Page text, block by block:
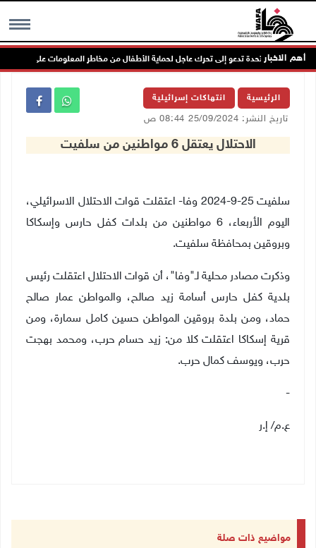
MENU أهم الاخبار
الأمم المتحدة تدعو إلى تحرك عاجل لحماية الأطفال من مخاطر المعلومات على الانترنت
الرئيسية انتهاكات إسرائيلية
تاريخ النشر: 25/09/2024 08:44 ص
الاحتلال يعتقل 6 مواطنين من سلفيت
سلفيت 25-9-2024 وفا- اعتقلت قوات الاحتلال الاسرائيلي،
اليوم الأربعاء، 6 مواطنين من بلدات كفل حارس وإسكاكا
وبروقين بمحافظة سلفيت.
وذكرت مصادر محلية لـ"وفا"، أن قوات الاحتلال اعتقلت رئيس
بلدية كفل حارس أسامة زيد صالح، والمواطن عمار صالح
حماد، ومن بلدة بروقين المواطن حسين كامل سمارة، ومن
قرية إسكاكا اعتقلت كلا من: زيد حسام حرب، ومحمد بهجت
حرب، ويوسف كمال حرب.
-
ع.م/ إ.ر
مواضيع ذات صلة